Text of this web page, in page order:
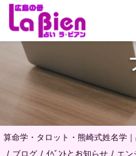
算命学・タロット・熊崎式姓名
ブログ
ｲﾍﾞﾝﾄとお知らせ エン